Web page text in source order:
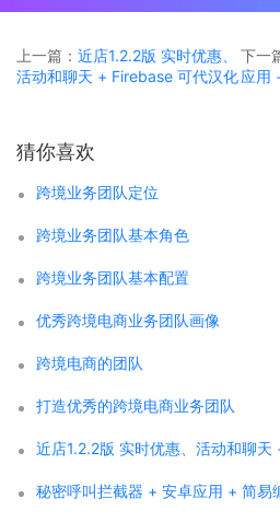
上一篇： 近店1.2.2版 实时优惠、
活动和聊天 + Firebase 可代汉化
下一
应用
猜你喜欢
跨境业务团队定位
跨境业务团队基本角色
跨境业务团队基本配置
优秀跨境电商业务团队画像
跨境电商的团队
打造优秀的跨境电商业务团队
秘密呼叫拦截器 + 安卓应用 + 简易